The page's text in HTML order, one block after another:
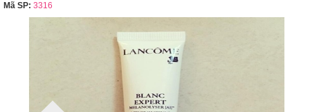
Mã SP: 3316